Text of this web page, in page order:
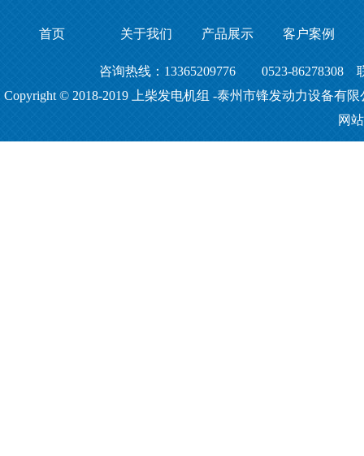
首页 关于我们 产品展示 客户案例
咨询热线：13365209776 0523-86278308
Copyright © 2018-2019
上柴发电机组 -泰州市锋发动力设备有
网